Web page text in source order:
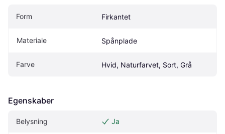
Form Firkantet
Materiale Spånplade
Farve Hvid, Naturfarvet, Sort, Grå
Egenskaber
Belysning Ja